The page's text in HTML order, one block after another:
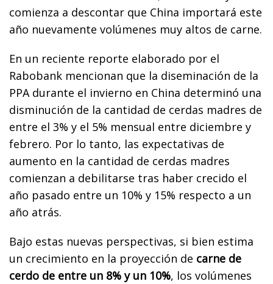
comienza a descontar que China importará este
año nuevamente volúmenes muy altos de carne.
En un reciente reporte elaborado por el
Rabobank mencionan que la diseminación de la
PPA durante el invierno en China determinó una
disminución de la cantidad de cerdas madres de
entre el 3% y el 5% mensual entre diciembre y
febrero. Por lo tanto, las expectativas de
aumento en la cantidad de cerdas madres
comienzan a debilitarse tras haber crecido el
año pasado entre un 10% y 15% respecto a un
año atrás.
Bajo estas nuevas perspectivas, si bien estima
un crecimiento en la proyección de carne de
cerdo de entre un 8% y un 10%, los volúmenes